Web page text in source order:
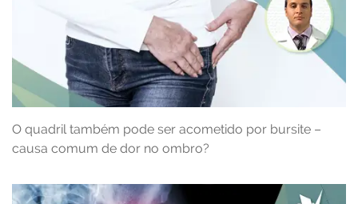
O quadril também pode ser acometido por bursite –
causa comum de dor no ombro?